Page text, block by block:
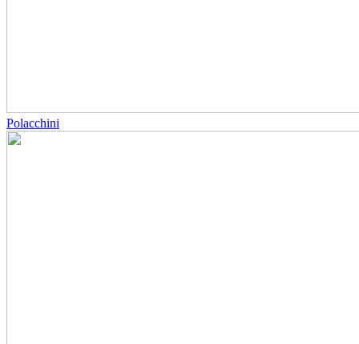
Polacchini